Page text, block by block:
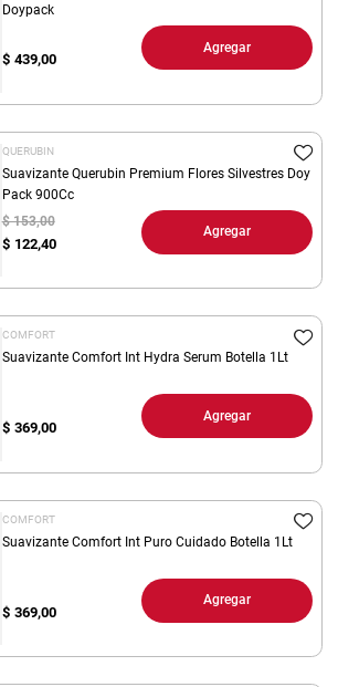
Doypack
$ 439,00
Agregar
QUERUBIN
Suavizante Querubin Premium Flores Silvestres Doy
Pack 900Cc
$ 122,40
$ 153,00
Agregar
COMFORT
Suavizante Comfort Int Hydra Serum Botella 1Lt
$ 369,00
Agregar
COMFORT
Suavizante Comfort Int Puro Cuidado Botella 1Lt
$ 369,00
Agregar